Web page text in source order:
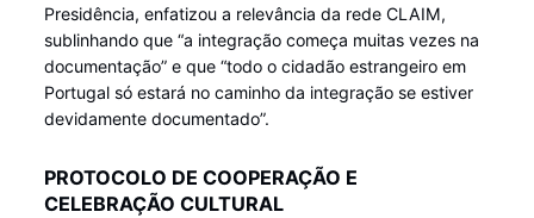
Presidência, enfatizou a relevância da rede CLAIM,
sublinhando que “a integração começa muitas vezes na
documentação” e que “todo o cidadão estrangeiro em
Portugal só estará no caminho da integração se estiver
devidamente documentado”.
PROTOCOLO DE COOPERAÇÃO E
CELEBRAÇÃO CULTURAL